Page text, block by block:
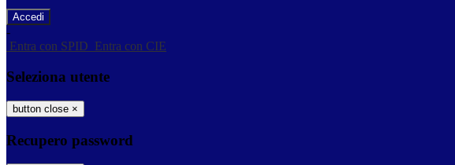
-
Entra con SPID Entra con CIE
Seleziona utente
button close ×
Recupero password